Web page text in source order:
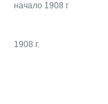
начало 1908 г
1908 г.